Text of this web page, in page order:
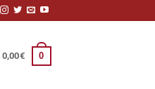
0,00€ 0